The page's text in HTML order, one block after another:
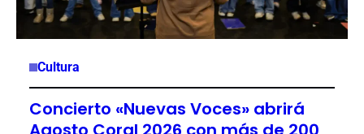
Cultura
Concierto «Nuevas Voces» abrirá